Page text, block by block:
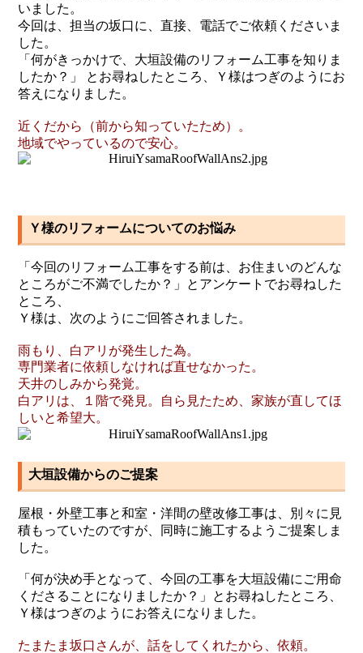
いました。
今回は、担当の坂口に、直接、電話でご依頼くださいま
した。
「何がきっかけで、大垣設備のリフォーム工事を知りま
したか？」 とお尋ねしたところ、Ｙ様はつぎのようにお
答えになりました。
近くだから（前から知っていたため）。
地域でやっているので安心。
Ｙ様のリフォームについてのお悩み
「今回のリフォーム工事をする前は、お住まいのどんな
ところがご不満でしたか？」とアンケートでお尋ねした
ところ、
Ｙ様は、次のようにご回答されました。
雨もり、白アリが発生した為。
専門業者に依頼しなければ直せなかった。
天井のしみから発覚。
白アリは、１階で発見。自ら見たため、家族が直してほ
しいと希望大。
大垣設備からのご提案
屋根・外壁工事と和室・洋間の壁改修工事は、別々に見
積もっていたのですが、同時に施工するようご提案しま
した。
「何が決め手となって、今回の工事を大垣設備にご用命
くださることになりましたか？」とお尋ねしたところ、
Ｙ様はつぎのようにお答えになりました。
たまたま坂口さんが、話をしてくれたから、依頼。